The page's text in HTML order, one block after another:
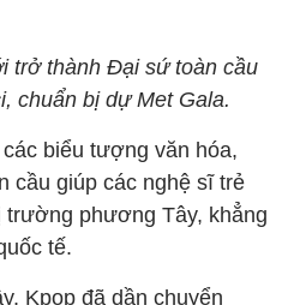
trở thành Đại sứ toàn cầu
chuẩn bị dự Met Gala.
biểu tượng văn hóa,
cầu giúp các nghệ sĩ trẻ
phương Tây, khẳng
tế.
Kpop đã dần chuyển